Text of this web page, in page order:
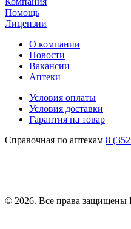
Помощь
Лицензии
О компании
Новости
Вакансии
Аптеки
Условия оплаты
Условия доставки
Гарантия на товар
Справочная по аптекам 8
© 2026. Все права защищены